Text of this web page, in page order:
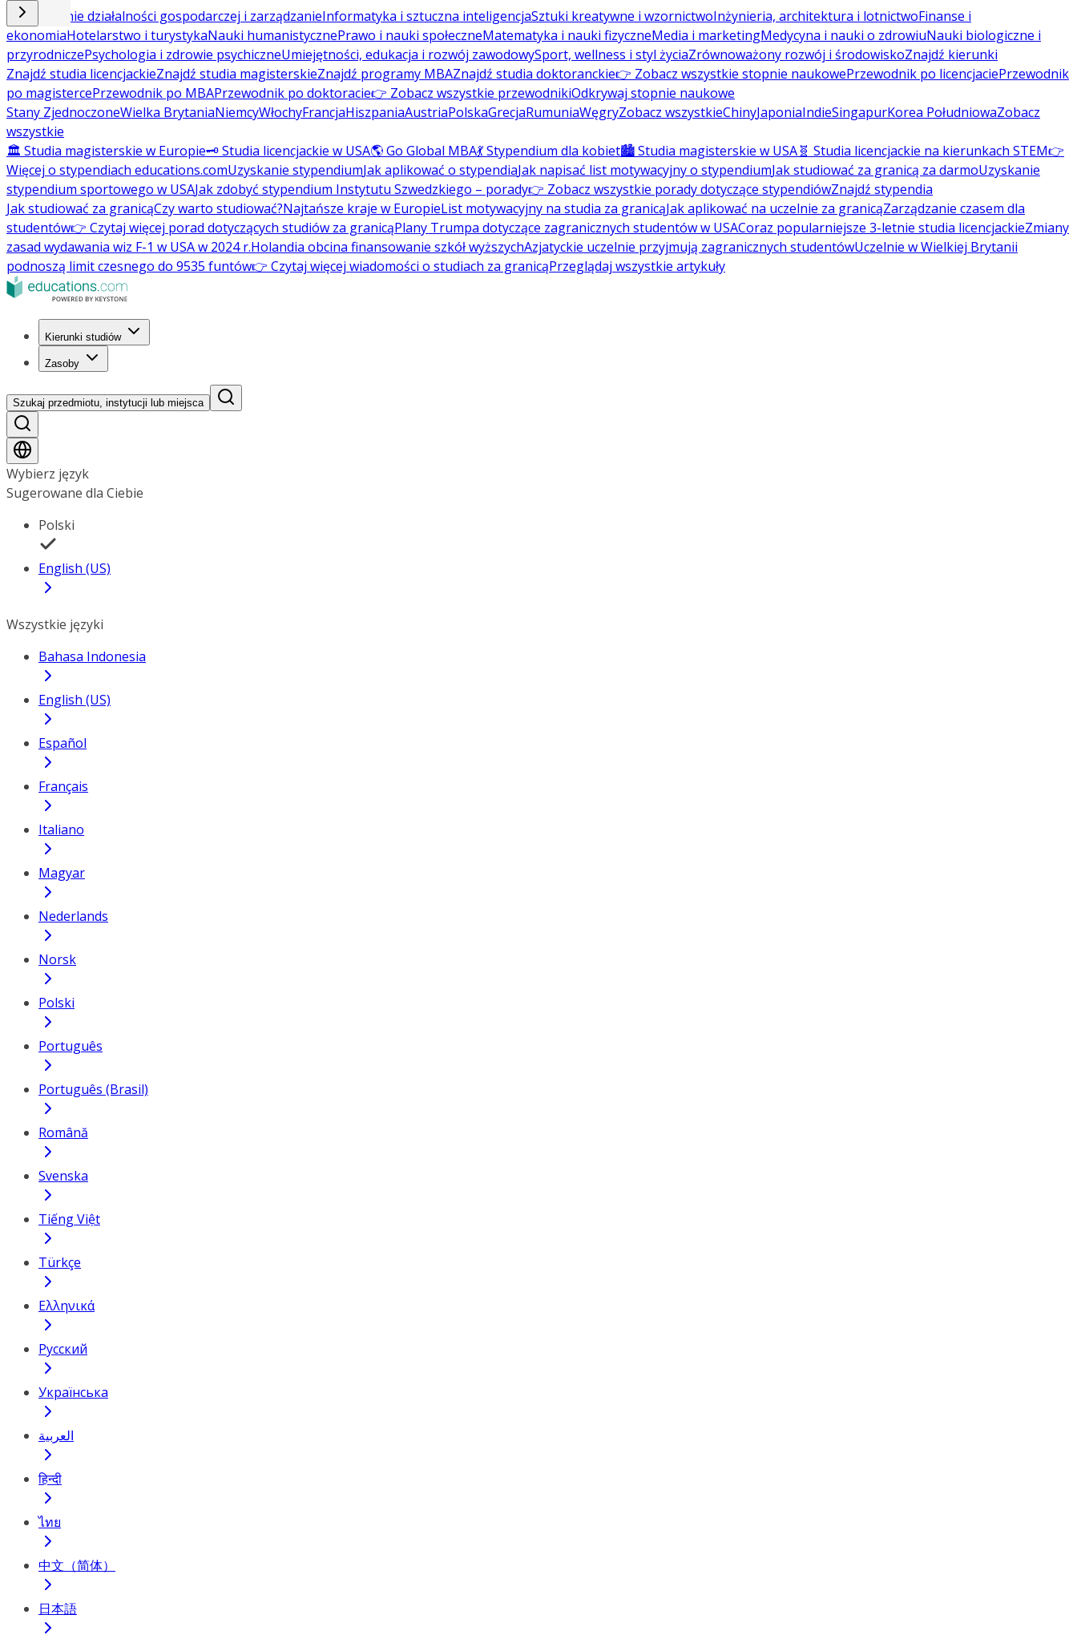
Prowadzenie działalności gospodarczej i zarządzanieInformatyka i sztuczna inteligencjaSztuki kreatywne i wzornictwoInżynieria, architektura i lotnictwoFinanse i
ekonomiaHotelarstwo i turystykaNauki humanistycznePrawo i nauki społeczneMatematyka i nauki fizyczneMedia i marketingMedycyna i nauki o zdrowiuNauki biologiczne i
przyrodniczePsychologia i zdrowie psychiczneUmiejętności, edukacja i rozwój zawodowySport, wellness i styl życiaZrównoważony rozwój i środowiskoZnajdź kierunki
Znajdź studia licencjackieZnajdź studia magisterskieZnajdź programy MBAZnajdź studia doktoranckie👉 Zobacz wszystkie stopnie naukowePrzewodnik po licencjaciePrzewodnik
po magistercePrzewodnik po MBAPrzewodnik po doktoracie👉 Zobacz wszystkie przewodnikiOdkrywaj stopnie naukowe
Stany ZjednoczoneWielka BrytaniaNiemcyWłochyFrancjaHiszpaniaAustriaPolskaGrecjaRumuniaWęgryZobacz wszystkieChinyJaponiaIndieSingapurKorea PołudniowaZobacz
wszystkie
🏛️ Studia magisterskie w Europie🗝️ Studia licencjackie w USA🌎 Go Global MBA💃 Stypendium dla kobiet🏙️ Studia magisterskie w USA🧬 Studia licencjackie na kierunkach STEM👉
Więcej o stypendiach educations.comUzyskanie stypendiumJak aplikować o stypendiaJak napisać list motywacyjny o stypendiumJak studiować za granicą za darmoUzyskanie
stypendium sportowego w USAJak zdobyć stypendium Instytutu Szwedzkiego – porady👉 Zobacz wszystkie porady dotyczące stypendiówZnajdź stypendia
Jak studiować za granicąCzy warto studiować?Najtańsze kraje w EuropieList motywacyjny na studia za granicąJak aplikować na uczelnie za granicąZarządzanie czasem dla
studentów👉 Czytaj więcej porad dotyczących studiów za granicąPlany Trumpa dotyczące zagranicznych studentów w USACoraz popularniejsze 3-letnie studia licencjackieZmiany
zasad wydawania wiz F-1 w USA w 2024 r.Holandia obcina finansowanie szkół wyższychAzjatyckie uczelnie przyjmują zagranicznych studentówUczelnie w Wielkiej Brytanii
podnoszą limit czesnego do 9535 funtów👉 Czytaj więcej wiadomości o studiach za granicąPrzeglądaj wszystkie artykuły
Kierunki studiów
Zasoby
Szukaj przedmiotu, instytucji lub miejsca
Wybierz język
Sugerowane dla Ciebie
Polski
English (US)
Wszystkie języki
Bahasa Indonesia
English (US)
Español
Français
Italiano
Magyar
Nederlands
Norsk
Polski
Português
Português (Brasil)
Română
Svenska
Tiếng Việt
Türkçe
Ελληνικά
Русский
Українська
العربية
हिन्दी
ไทย
中文（简体）
日本語